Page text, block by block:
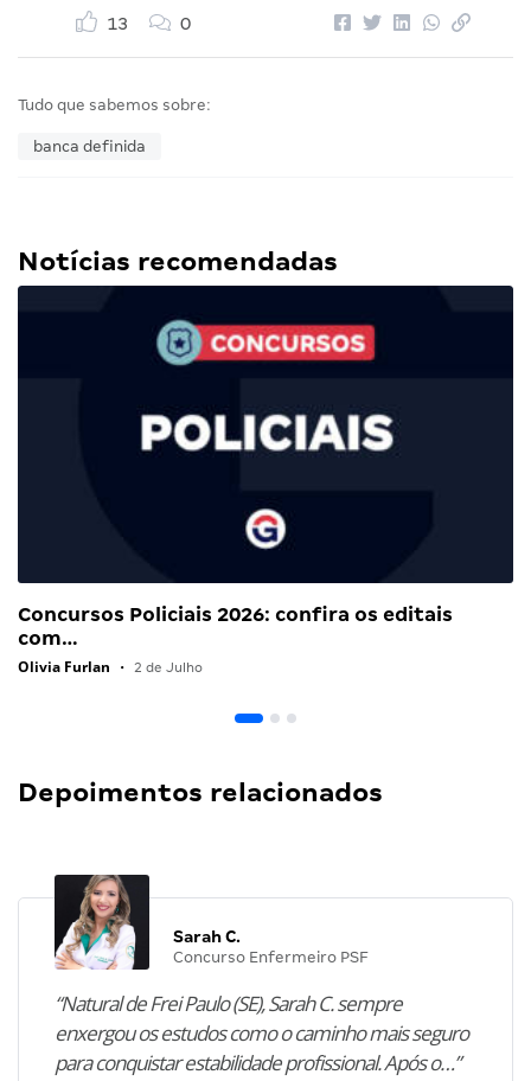
13 0
Tudo que sabemos sobre:
banca definida
Notícias recomendadas
Concursos Policiais 2026: confira os editais
com…
Olivia Furlan • 2 de Julho
Depoimentos relacionados
Sarah C.
Concurso Enfermeiro PSF
“Natural de Frei Paulo (SE), Sarah C. sempre
enxergou os estudos como o caminho mais seguro
para conquistar estabilidade profissional. Após o…”